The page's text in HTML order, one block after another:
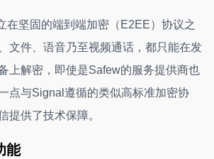
在坚固的端到端加密（E2EE）协议之
文件、语音乃至视频通话，都只能在发
上解密，即使是Safew的服务提供商也
点与Signal遵循的类似高标准加密协
提供了技术保障。
能